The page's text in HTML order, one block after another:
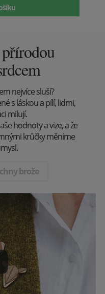
nejvíce sluší?
s láskou a pílí, lidmi,
milují.
hodnoty a vize, a že
krůčky měníme
brože